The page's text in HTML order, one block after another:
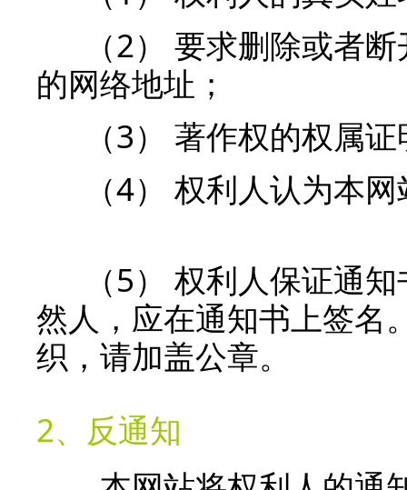
（2） 要求删除或者断
的网络地址；
（3） 著作权的权属证
（4） 权利人认为本网
（5） 权利人保证通知
然人，应在通知书上签名
织，请加盖公章。
2、反通知